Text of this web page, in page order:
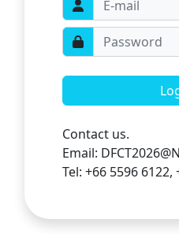
Contact us.
Email:
Tel: +66 5596 6122,